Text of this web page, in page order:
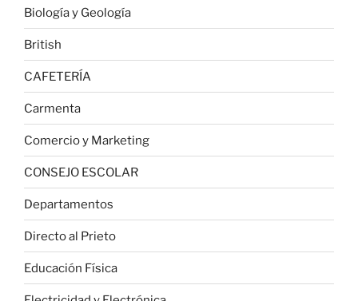
Biología y Geología
British
CAFETERÍA
Carmenta
Comercio y Marketing
CONSEJO ESCOLAR
Departamentos
Directo al Prieto
Educación Física